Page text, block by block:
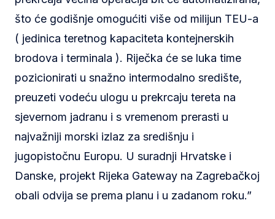
što će godišnje omogućiti više od milijun TEU-a
( jedinica teretnog kapaciteta kontejnerskih
brodova i terminala ). Riječka će se luka time
pozicionirati u snažno intermodalno središte,
preuzeti vodeću ulogu u prekrcaju tereta na
sjevernom jadranu i s vremenom prerasti u
najvažniji morski izlaz za središnju i
jugopistočnu Europu. U suradnji Hrvatske i
Danske, projekt Rijeka Gateway na Zagrebačkoj
obali odvija se prema planu i u zadanom roku.”